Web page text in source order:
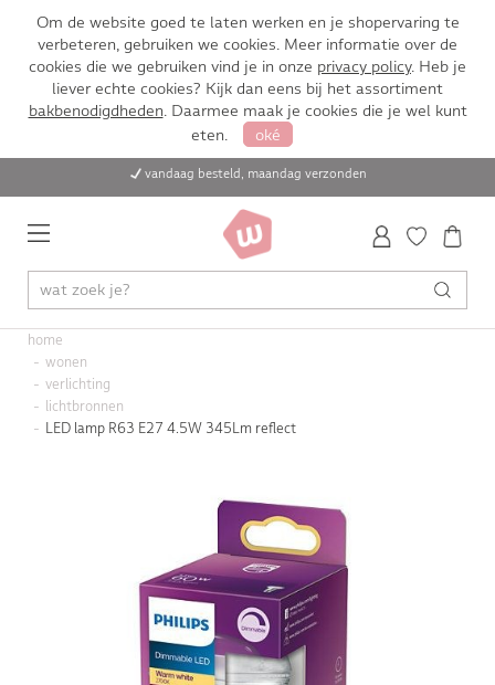
Om de website goed te laten werken en je shopervaring te
verbeteren, gebruiken we cookies. Meer informatie over de
cookies die we gebruiken vind je in onze privacy policy. Heb je
liever echte cookies? Kijk dan eens bij het assortiment
bakbenodigdheden. Daarmee maak je cookies die je wel kunt
eten.
oké
vandaag besteld, maandag verzonden
home
wonen
verlichting
lichtbronnen
LED lamp R63 E27 4.5W 345Lm reflect